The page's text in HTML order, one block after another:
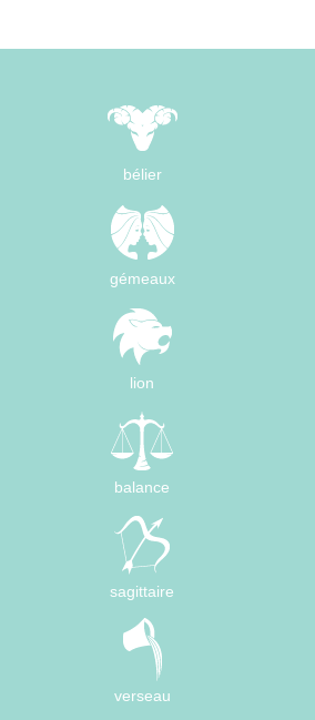
bélier
gémeaux
lion
balance
sagittaire
verseau